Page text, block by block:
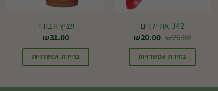
האפשרויות
בעמוד
המוצר
J42 את ילדים
₪26.00 המחיר
היה:
₪26.00.
₪20.00 המחיר
בחירת אפשרויות
עציץ וו בודד
₪31.00
בחירת אפשרויות
זה